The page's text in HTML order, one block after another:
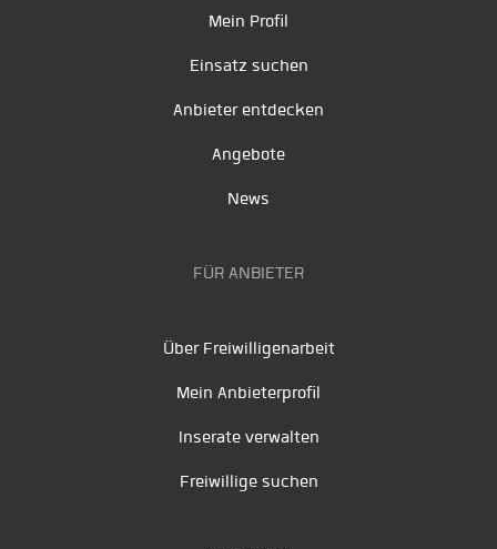
Mein Profil
Einsatz suchen
Anbieter entdecken
Angebote
News
FÜR ANBIETER
Über Freiwilligenarbeit
Mein Anbieterprofil
Inserate verwalten
Freiwillige suchen